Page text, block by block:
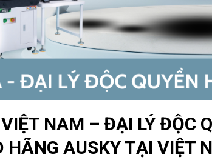
NAM – ĐẠI LÝ ĐỘC
HÃNG AUSKY TẠI VIỆT